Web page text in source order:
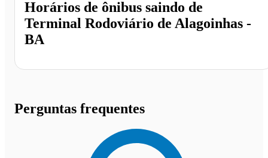
Horários de ônibus saindo de
Terminal Rodoviário de Alagoinhas -
BA
Perguntas frequentes